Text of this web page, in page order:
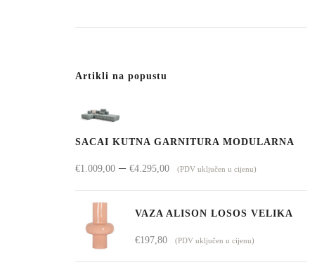
Artikli na popustu
SACAI KUTNA GARNITURA MODULARNA
€1.009,00 – €4.295,00Raspon
cijena:
od
do
(PDV uključen u cijenu)
VAZA ALISON LOSOS VELIKA
€197,80 (PDV uključen u cijenu)